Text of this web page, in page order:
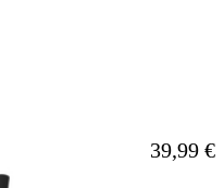
Ab
39,99 €